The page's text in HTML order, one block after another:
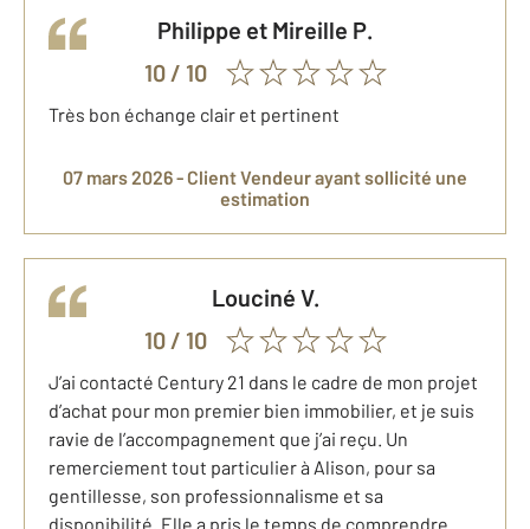
Philippe et Mireille P.
10/ 10
Très bon échange clair et pertinent
07 mars 2026 - Client Vendeurayant sollicité une
estimation
Louciné V.
10/ 10
J’ai contacté Century 21 dans le cadre de mon projet
d’achat pour mon premier bien immobilier, et je suis
ravie de l’accompagnement que j’ai reçu. Un
remerciement tout particulier à Alison, pour sa
gentillesse, son professionnalisme et sa
disponibilité. Elle a pris le temps de comprendre